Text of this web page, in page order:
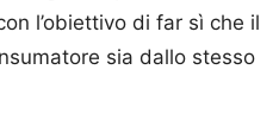
l’obiettivo di far sì che il
sia dallo stesso